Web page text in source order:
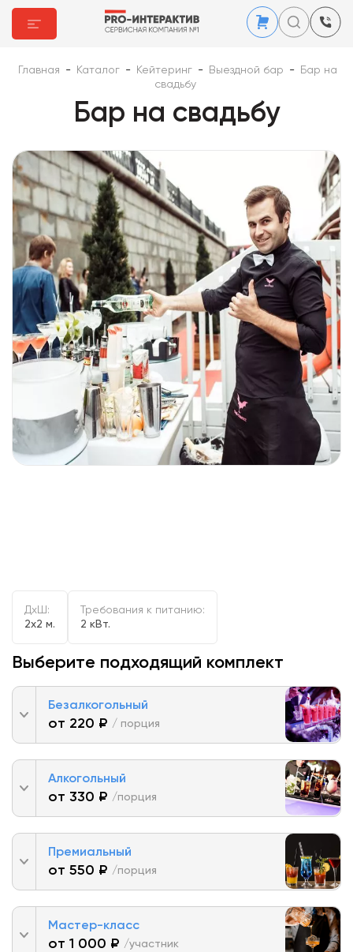
Главная - Каталог - Кейтеринг - Выездной бар -
Бар на
свадьбу
Бар на свадьбу
ДxШ:
2x2 м.
Требования к питанию:
2 кВт.
Выберите подходящий комплект
Безалкогольный
от 220 ₽ / порция
Алкогольный
от 330 ₽ /порция
Премиальный
от 550 ₽ /порция
Мастер-класс
от 1 000 ₽ /участник